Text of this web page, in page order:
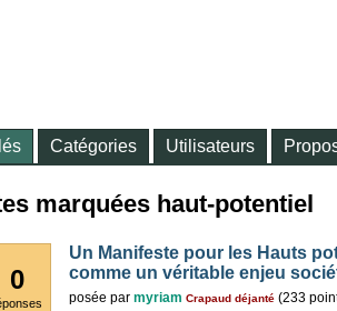
Catégories Utilisateurs
marquées haut-potentiel
0
Un Manifeste pour les Hauts
comme un véritable enjeu
posée par myriam Crapaud déjanté (233